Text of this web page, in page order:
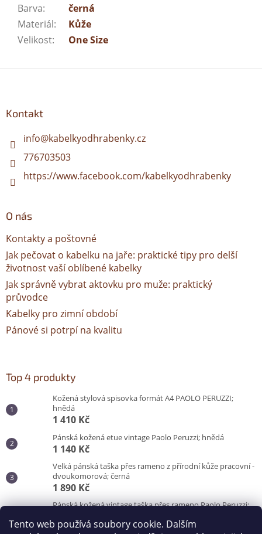
Tento web používá soubory cookie. Dalším
Barva:
černá
Materiál:
Kůže
Velikost: One Size
Kontakt
info@kabelkyodhrabenky.cz
776703503
https://www.facebook.com/kabelkyodhrabenky
O nás
Kontakty a poštovné
Jak pečovat o kabelku na jaře: praktické tipy pro delší
životnost vaší oblíbené kabelky
Jak správně vybrat aktovku pro muže: praktický
průvodce
Kabelky pro zimní období
Pánové si potrpí na kvalitu
Top 4 produkty
Kožená stylová spisovka formát A4 PAOLO PERUZZI;
hnědá
1 410 Kč
Pánská kožená etue vintage Paolo Peruzzi; hnědá
1 140 Kč
Velká pánská taška přes rameno z přírodní kůže pracovní -
dvoukomorová; černá
1 890 Kč
Pánská kožená vintage taška přes rameno Paolo Peruzzi;
3 100 Kč